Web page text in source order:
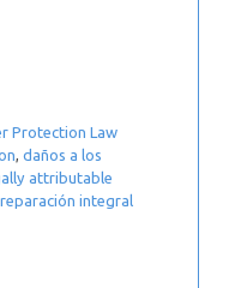
Protection Law
,daños a los
attributable
reparación integral